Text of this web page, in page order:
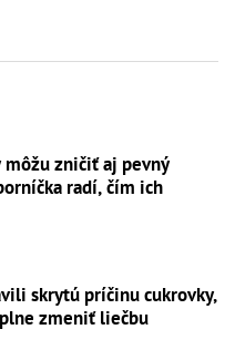
zničiť aj pevný
radí, čím ich
skrytú príčinu cukrovky,
zmeniť liečbu